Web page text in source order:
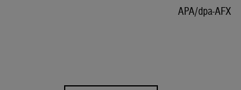
APA/dpa-AFX